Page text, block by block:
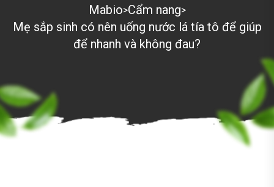
Mabio>Cẩm nang>
Mẹ sắp sinh có nên uống nước lá tía tô để giúp
để nhanh và không đau?